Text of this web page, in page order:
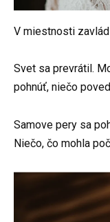
V miestnosti
Svet sa prevrátil.
pohnúť, niečo
Samove pery sa
Niečo, čo mohla